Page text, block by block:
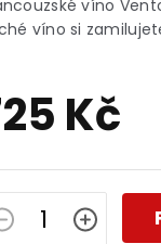
víno
víno si
Kč